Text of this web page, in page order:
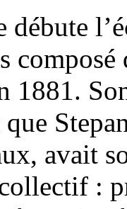
débute
1881.
avait
: